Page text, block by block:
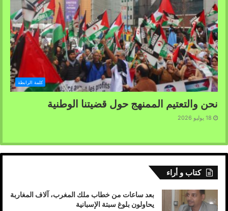
كلمة الرابطة
نحن والتعتيم الممنهج حول قضيتنا الوطنية
18 يوليو 2026
كتاب و أراء
بعد ساعات من خطاب ملك المغرب، آلاف المغاربة
يحاولون بلوغ سبتة الإسبانية